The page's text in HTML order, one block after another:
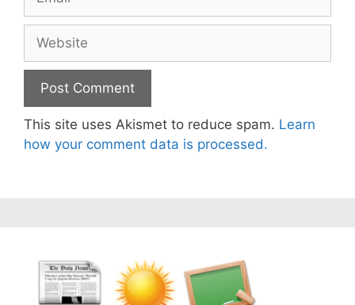
This site uses Akismet to reduce spam. Learn
how your comment data is processed.